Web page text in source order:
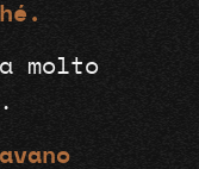
molto